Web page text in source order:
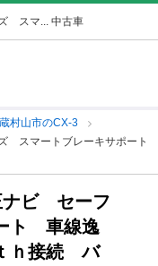
スマ... 中古車
村山市のCX-3
スマートブレーキサポー
ナビ セーフ
ト 車線逸
ｈ接続 バ